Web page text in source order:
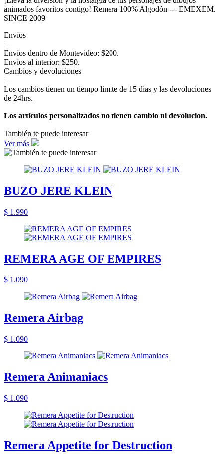
animados favoritos contigo! Remera 100% Algodón --- EMEXEM.
SINCE 2009
Envíos
+
Envíos dentro de Montevideo: $200.
Envíos al interior: $250.
Cambios y devoluciones
+
Los cambios tienen un tiempo limite de 15 dias y las devoluciones
de 24hrs.
Los artículos personalizados no tienen cambio ni devolucion.
También te puede interesar
Ver más
BUZO JERE KLEIN
$ 1.990
REMERA AGE OF EMPIRES
$ 1.090
Remera Airbag
$ 1.090
Remera Animaniacs
$ 1.090
Remera Appetite for Destruction